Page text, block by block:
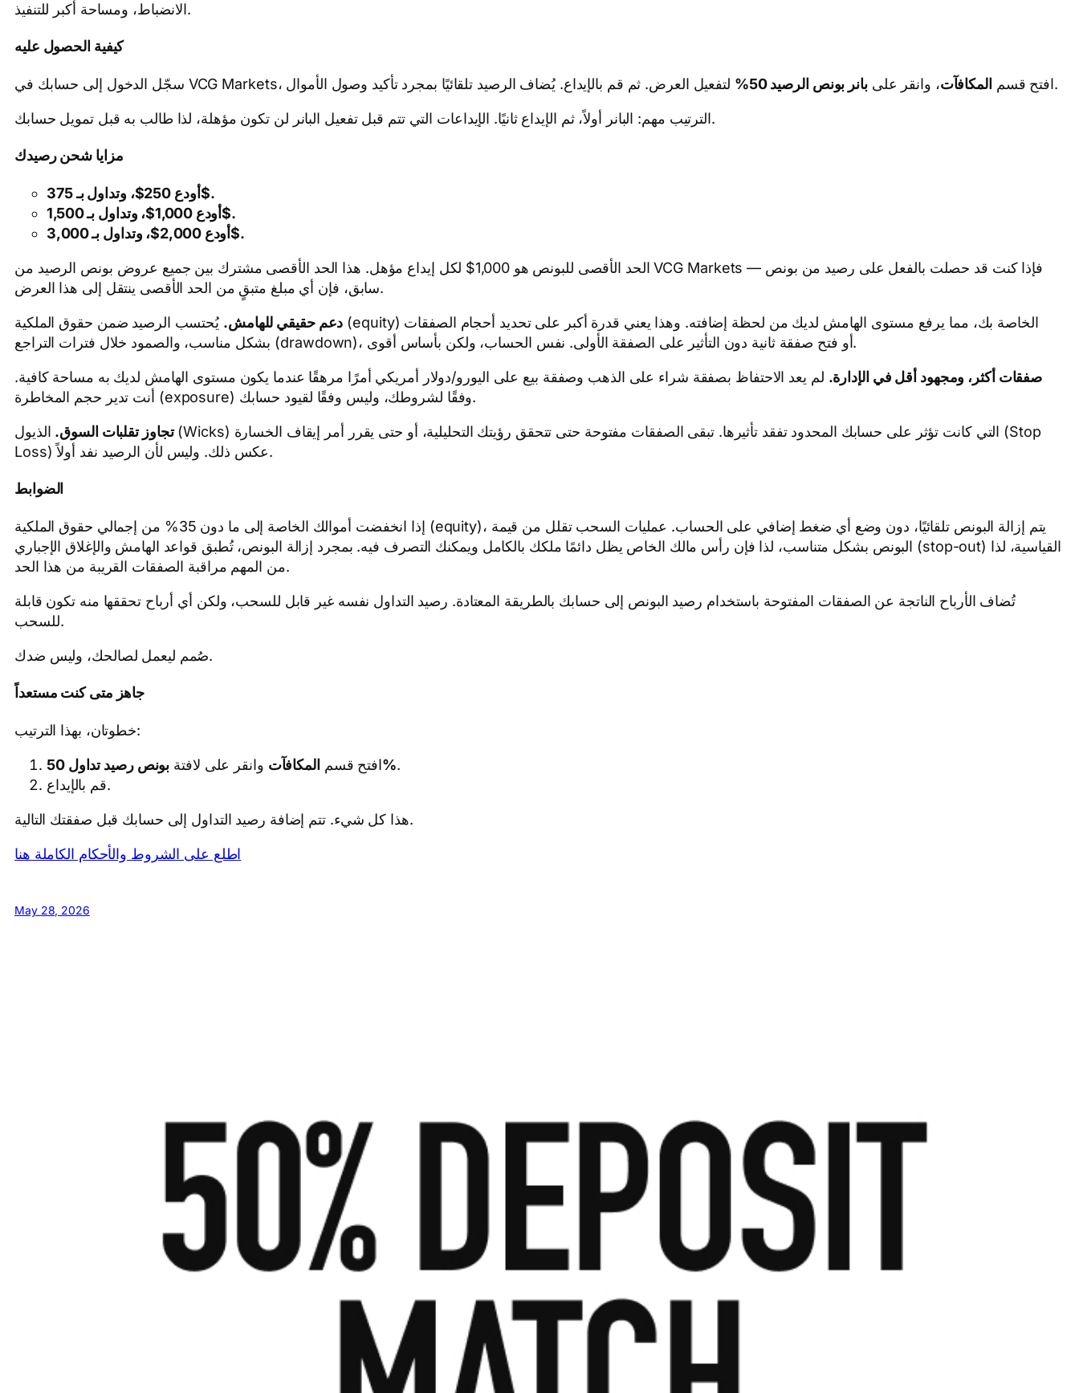
الانضباط، ومساحة أكبر للتنفيذ.
كيفية الحصول عليه
سجّل الدخول إلى حسابك في VCG Markets، افتح قسم المكافآت، وانقر علىبانر بونص الرصيد 50% لتفعيل العرض. ثم قم بالإيداع. يُضاف الرصيد تلقائيًا بمجرد تأكيد وصول الأموال.
الترتيب مهم: البانر أولاً، ثم الإيداع ثانيًا. الإيداعات التي تتم قبل تفعيل البانر لن تكون مؤهلة، لذا طالب به قبل تمويل حسابك.
مزايا شحن رصيدك
أودع 250$، وتداول بـ 375$.
أودع 1,000$، وتداول بـ 1,500$.
أودع 2,000$، وتداول بـ 3,000$.
الحد الأقصى للبونص هو 1,000$ لكل إيداع مؤهل. هذا الحد الأقصى مشترك بين جميع عروض بونص الرصيد من VCG Markets — فإذا كنت قد حصلت بالفعل على رصيد من بونص
سابق، فإن أي مبلغ متبقٍ من الحد الأقصى ينتقل إلى هذا العرض.
دعم حقيقي للهامش. يُحتسب الرصيد ضمن حقوق الملكية (equity) الخاصة بك، مما يرفع مستوى الهامش لديك من لحظة إضافته. وهذا يعني قدرة أكبر على تحديد أحجام الصفقات
بشكل مناسب، والصمود خلال فترات التراجع (drawdown)، أو فتح صفقة ثانية دون التأثير على الصفقة الأولى. نفس الحساب، ولكن بأساس أقوى.
صفقات أكثر، ومجهود أقل في الإدارة. لم يعد الاحتفاظ بصفقة شراء على الذهب وصفقة بيع على اليورو/دولار أمريكي أمرًا مرهقًا عندما يكون مستوى الهامش لديك به مساحة كافية.
أنت تدير حجم المخاطرة (exposure) وفقًا لشروطك، وليس وفقًا لقيود حسابك.
تجاوز تقلبات السوق. الذيول (Wicks) التي كانت تؤثر على حسابك المحدود تفقد تأثيرها. تبقى الصفقات مفتوحة حتى تتحقق رؤيتك التحليلية، أو حتى يقرر أمر إيقاف الخسارة (Stop
Loss) عكس ذلك. وليس لأن الرصيد نفد أولاً.
الضوابط
إذا انخفضت أموالك الخاصة إلى ما دون 35% من إجمالي حقوق الملكية (equity)، يتم إزالة البونص تلقائيًا، دون وضع أي ضغط إضافي على الحساب. عمليات السحب تقلل من قيمة
البونص بشكل متناسب، لذا فإن رأس مالك الخاص يظل دائمًا ملكك بالكامل ويمكنك التصرف فيه. بمجرد إزالة البونص، تُطبق قواعد الهامش والإغلاق الإجباري (stop-out) القياسية، لذا
من المهم مراقبة الصفقات القريبة من هذا الحد.
تُضاف الأرباح الناتجة عن الصفقات المفتوحة باستخدام رصيد البونص إلى حسابك بالطريقة المعتادة. رصيد التداول نفسه غير قابل للسحب، ولكن أي أرباح تحققها منه تكون قابلة
للسحب.
صُمم ليعمل لصالحك، وليس ضدك.
جاهز متى كنت مستعداً
خطوتان، بهذا الترتيب:
افتح قسم المكافآت وانقر على لافتة بونص رصيد تداول 50%.
قم بالإيداع.
هذا كل شيء. تتم إضافة رصيد التداول إلى حسابك قبل صفقتك التالية.
اطلع على الشروط والأحكام الكاملة هنا
May 28, 2026